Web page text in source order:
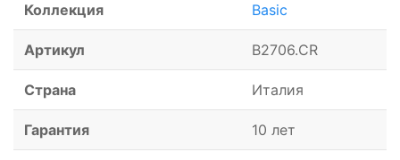
Коллекция Basic
Артикул B2706.CR
Страна Италия
Гарантия 10 лет